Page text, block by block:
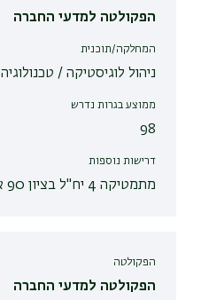
הפקולטה למדעי החברה
המחלקה/תוכנית
ניהול לוגיסטיקה / טכנולוגיה
ממוצע בגרות נדרש
98
דרישות נוספות
מתמטיקה 4 יח"ל בציון 90 או 5 יח"ל 75
הפקולטה
הפקולטה למדעי החברה